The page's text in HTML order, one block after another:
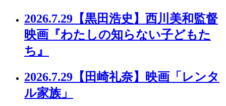
2026.7.29 【黒田浩史】西川美和監督
映画『わたしの知らない子どもた
ち』
2026.7.29 【田崎礼奈】映画「レンタ
ル家族」